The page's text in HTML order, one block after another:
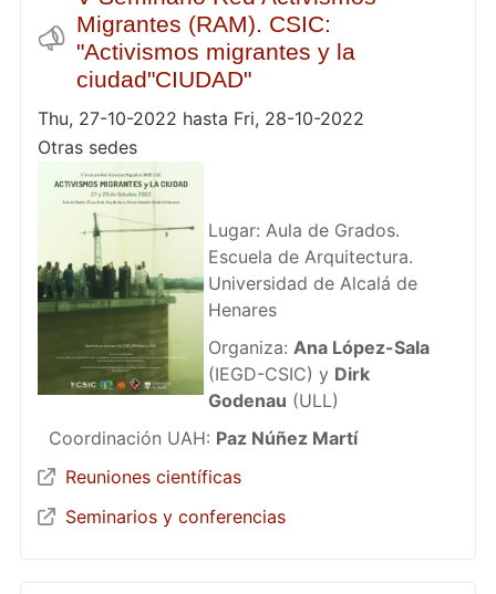
Migrantes (RAM). CSIC:
"Activismos migrantes y la
ciudad"CIUDAD"
Thu, 27-10-2022 hasta Fri, 28-10-2022
Otras sedes
Lugar: Aula de Grados.
Escuela de Arquitectura.
Universidad de Alcalá de
Henares
Organiza: Ana López-Sala
(IEGD-CSIC) y Dirk
Godenau (ULL)
Coordinación UAH: Paz Núñez Martí
Reuniones científicas
Seminarios y conferencias